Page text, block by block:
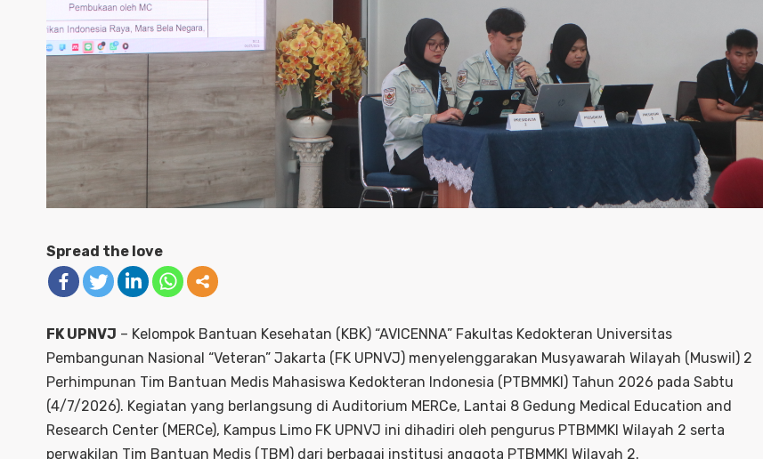
Spread the love
FK UPNVJ – Kelompok Bantuan Kesehatan (KBK) “AVICENNA” Fakultas Kedokteran Universitas
Pembangunan Nasional “Veteran” Jakarta (FK UPNVJ) menyelenggarakan Musyawarah Wilayah (Muswil) 2
Perhimpunan Tim Bantuan Medis Mahasiswa Kedokteran Indonesia (PTBMMKI) Tahun 2026 pada Sabtu
(4/7/2026). Kegiatan yang berlangsung di Auditorium MERCe, Lantai 8 Gedung Medical Education and
Research Center (MERCe), Kampus Limo FK UPNVJ ini dihadiri oleh pengurus PTBMMKI Wilayah 2 serta
perwakilan Tim Bantuan Medis (TBM) dari berbagai institusi anggota PTBMMKI Wilayah 2.